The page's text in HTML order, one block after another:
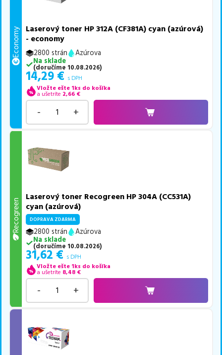
Economy
Laserový toner HP 312A (CF381A) cyan (azúrová)
- economy
2800 strán
Azúrova
Na sklade
(doručíme 10.08.2026)
14,29 € s DPH
Vložte ešte 1ks do košíka
a ušetríte 2,66 €
- +
Recogreen
Laserový toner Recogreen HP 304A (CC531A)
cyan (azúrová)
DOPRAVA ZDARMA
2800 strán
Azúrova
Na sklade
(doručíme 10.08.2026)
31,62 € s DPH
Vložte ešte 1ks do košíka
a ušetríte 8,48 €
- +